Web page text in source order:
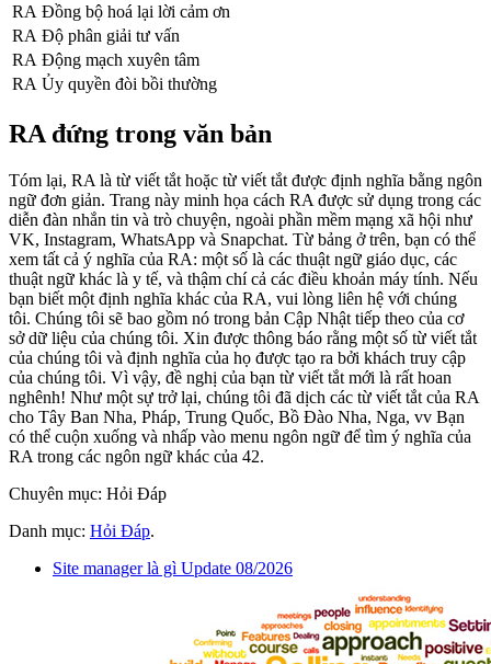
RA Đồng bộ hoá lại lời cảm ơn
RA Độ phân giải tư vấn
RA Động mạch xuyên tâm
RA Ủy quyền đòi bồi thường
RA đứng trong văn bản
Tóm lại, RA là từ viết tắt hoặc từ viết tắt được định nghĩa bằng ngôn
ngữ đơn giản. Trang này minh họa cách RA được sử dụng trong các
diễn đàn nhắn tin và trò chuyện, ngoài phần mềm mạng xã hội như
VK, Instagram, WhatsApp và Snapchat. Từ bảng ở trên, bạn có thể
xem tất cả ý nghĩa của RA: một số là các thuật ngữ giáo dục, các
thuật ngữ khác là y tế, và thậm chí cả các điều khoản máy tính. Nếu
bạn biết một định nghĩa khác của RA, vui lòng liên hệ với chúng
tôi. Chúng tôi sẽ bao gồm nó trong bản Cập Nhật tiếp theo của cơ
sở dữ liệu của chúng tôi. Xin được thông báo rằng một số từ viết tắt
của chúng tôi và định nghĩa của họ được tạo ra bởi khách truy cập
của chúng tôi. Vì vậy, đề nghị của bạn từ viết tắt mới là rất hoan
nghênh! Như một sự trở lại, chúng tôi đã dịch các từ viết tắt của RA
cho Tây Ban Nha, Pháp, Trung Quốc, Bồ Đào Nha, Nga, vv Bạn
có thể cuộn xuống và nhấp vào menu ngôn ngữ để tìm ý nghĩa của
RA trong các ngôn ngữ khác của 42.
Chuyên mục: Hỏi Đáp
Danh mục: Hỏi Đáp.
Site manager là gì Update 08/2026